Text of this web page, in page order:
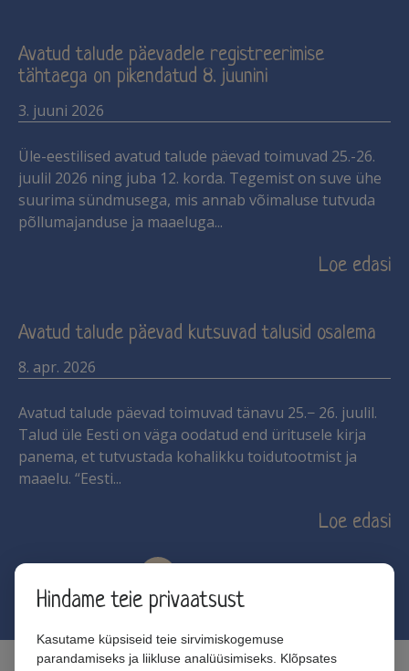
Avatud talude päevadele registreerimise
tähtaega on pikendatud 8. juunini
3. juuni 2026
Üle-eestilised avatud talude päevad toimuvad 25.-26.
juulil 2026 ning juba 12. korda. Tegemist on suve ühe
suurima sündmusega, mis annab võimaluse tutvuda
põllumajanduse ja maaeluga
Loe edasi
Avatud talude päevad kutsuvad talusid osalema
8. apr. 2026
Avatud talude päevad toimuvad tänavu 25.− 26. juulil.
Talud üle Eesti on väga oodatud end üritusele kirja
panema, et tutvustada kohalikku toidutootmist ja
maaelu. “Eesti
Loe edasi
Hindame teie privaatsust
Kasutame küpsiseid teie sirvimiskogemuse
parandamiseks ja liikluse analüüsimiseks. Klõpsates